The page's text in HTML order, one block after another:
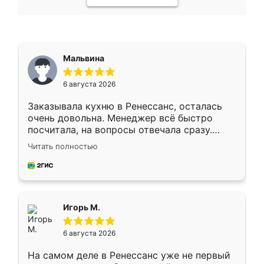
Мальвина
6 августа 2026
Заказывала кухню в Ренессанс, осталась
очень довольна. Менеджер всё быстро
посчитала, на вопросы отвечала сразу.
Замерщик приехал в субботу, подошёл к
делу со всей ответственностью. Собрали
за день, ребята работали аккуратно, даже
Читать полностью
Игорь М.
6 августа 2026
На самом деле в Ренессанс уже не первый